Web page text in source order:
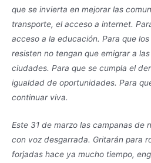
que se invierta en mejorar las
transporte, el acceso a internet.
acceso a la educación. Para que
resisten no tengan que emigrar a
ciudades. Para que se cumpla el
igualdad de oportunidades. Para
continuar viva.
Este 31 de marzo las campanas de
con voz desgarrada. Gritarán para
forjadas hace ya mucho tiempo,